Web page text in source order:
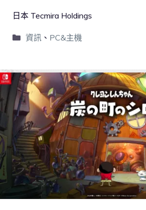
日本 Tecmira Holdings
資訊、 PC&主機